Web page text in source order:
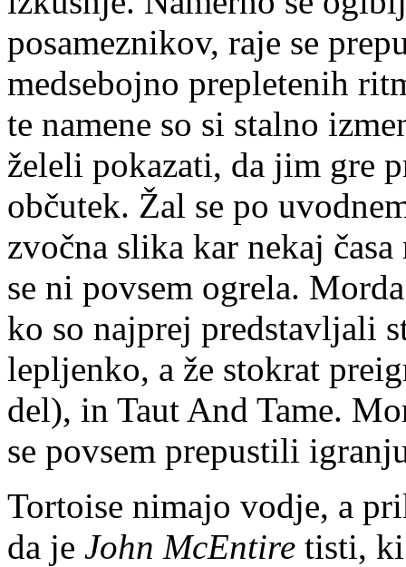
posameznikov, raje se
medsebojno prepletenih
te namene so si stalno
želeli pokazati, da jim gre
občutek. Žal se po
zvočna slika kar nekaj
se ni povsem ogrela.
ko so najprej predstavljali
lepljenko, a že stokrat
del), in Taut And Tame.
se povsem prepustili
Tortoise nimajo vodje, a
da je John McEntire tisti, ki